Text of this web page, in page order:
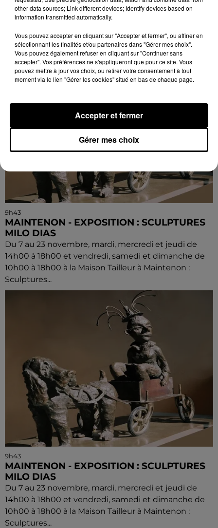
14h00 à 18h00 et vendredi, samedi et dimanche de
10h00 à 18h00 à la Maison Tailleur à Maintenon :
Sculptures...
9h43
MAINTENON - EXPOSITION : SCULPTURES
MILO DIAS
Du 7 au 23 novembre, mardi, mercredi et jeudi de
14h00 à 18h00 et vendredi, samedi et dimanche de
10h00 à 18h00 à la Maison Tailleur à Maintenon :
Sculptures...
9h43
MAINTENON - EXPOSITION : SCULPTURES
MILO DIAS
Du 7 au 23 novembre, mardi, mercredi et jeudi de
14h00 à 18h00 et vendredi, samedi et dimanche de
10h00 à 18h00 à la Maison Tailleur à Maintenon :
Sculptures...
other data sources; Link different devices; Identify devices based on
information transmitted automatically.
Vous pouvez accepter en cliquant sur "Accepter et fermer", ou affiner en
sélectionnant les finalités et/ou partenaires dans "Gérer mes choix".
Vous pouvez également refuser en cliquant sur "Continuer sans
accepter". Vos préférences ne s'appliqueront que pour ce site. Vous
pouvez mettre à jour vos choix, ou retirer votre consentement à tout
moment via le lien "Gérer les cookies" situé en bas de chaque page.
Gérer mes choix
Accepter et fermer